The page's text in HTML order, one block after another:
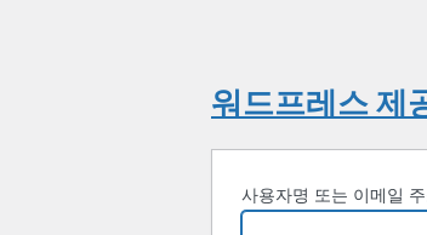
워드프레스 제
사용자명 또는 이메일